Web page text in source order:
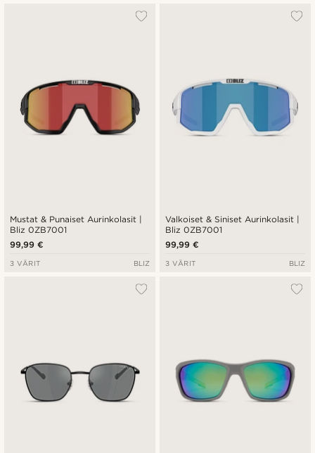
Mustat & Punaiset Aurinkolasit |
Bliz 0ZB7001
99,99 €
3 VÄRIT BLIZ
Valkoiset & Siniset Aurinkolasit |
Bliz 0ZB7001
99,99 €
3 VÄRIT BLIZ